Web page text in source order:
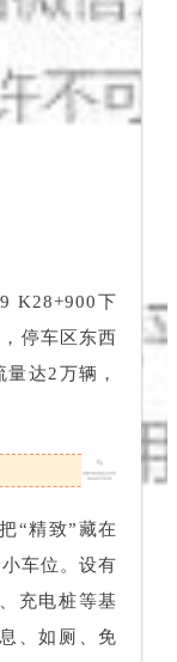
K28+900下
停车区东西
达2万辆，
“精致”藏在
车位。设有
充电桩等基
、如厕、免